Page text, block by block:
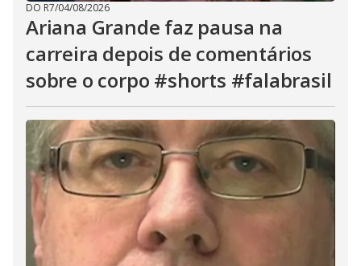
DO R7/04/08/2026
Ariana Grande faz pausa na
carreira depois de comentários
sobre o corpo #shorts #falabrasil